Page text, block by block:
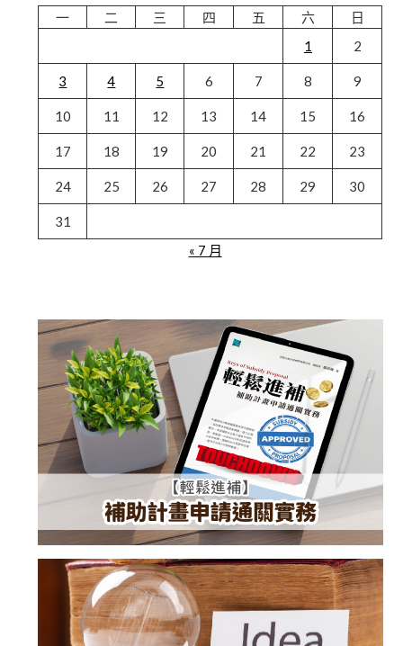
一 二 三 四 五 六
日
1
2
3 4 5 6 7 8 9
10 11 12 13 14 15 16
17 18 19 20 21 22 23
24 25 26 27 28 29 30
31
« 7 月